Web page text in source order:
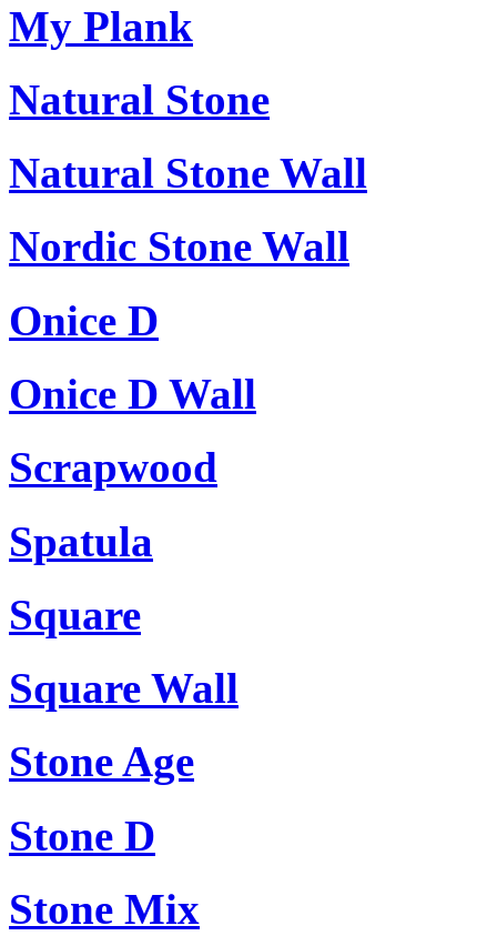
My Plank
Natural Stone
Natural Stone Wall
Nordic Stone Wall
Onice D
Onice D Wall
Scrapwood
Spatula
Square
Square Wall
Stone Age
Stone D
Stone Mix